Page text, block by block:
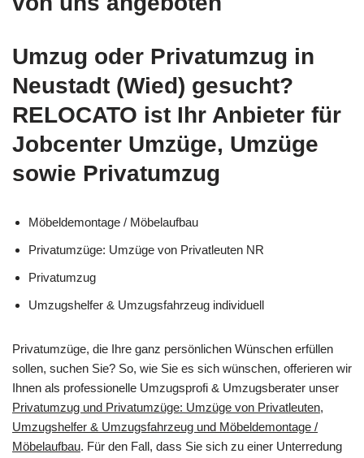
Umzug oder Privatumzug in
Neustadt (Wied) gesucht?
RELOCATO ist Ihr Anbieter für
Jobcenter Umzüge, Umzüge
sowie Privatumzug
Möbeldemontage / Möbelaufbau
Privatumzüge: Umzüge von Privatleuten NR
Privatumzug
Umzugshelfer & Umzugsfahrzeug individuell
Privatumzüge, die Ihre ganz persönlichen Wünschen erfüllen
sollen, suchen Sie? So, wie Sie es sich wünschen, offerieren wir
Ihnen als professionelle Umzugsprofi & Umzugsberater unser
Privatumzug und Privatumzüge: Umzüge von Privatleuten,
Umzugshelfer & Umzugsfahrzeug und Möbeldemontage /
Möbelaufbau. Für den Fall, dass Sie sich zu einer Unterredung